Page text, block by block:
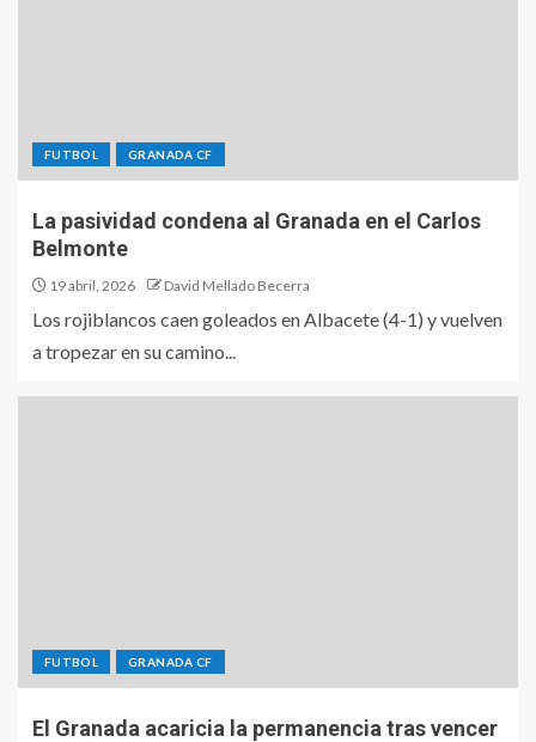
FUTBOL GRANADA CF
La pasividad condena al Granada en el Carlos
Belmonte
19 abril, 2026 David Mellado Becerra
Los rojiblancos caen goleados en Albacete (4-1) y vuelven
a tropezar en su camino...
FUTBOL GRANADA CF
El Granada acaricia la permanencia tras vencer